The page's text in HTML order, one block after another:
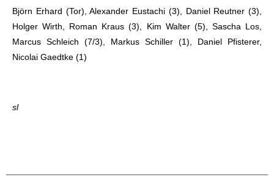
Björn Erhard (Tor), Alexander Eustachi (3), Daniel Reutner (3),
Holger Wirth, Roman Kraus (3), Kim Walter (5), Sascha Los,
Marcus Schleich (7/3), Markus Schiller (1), Daniel Pfisterer,
Nicolai Gaedtke (1)
sl